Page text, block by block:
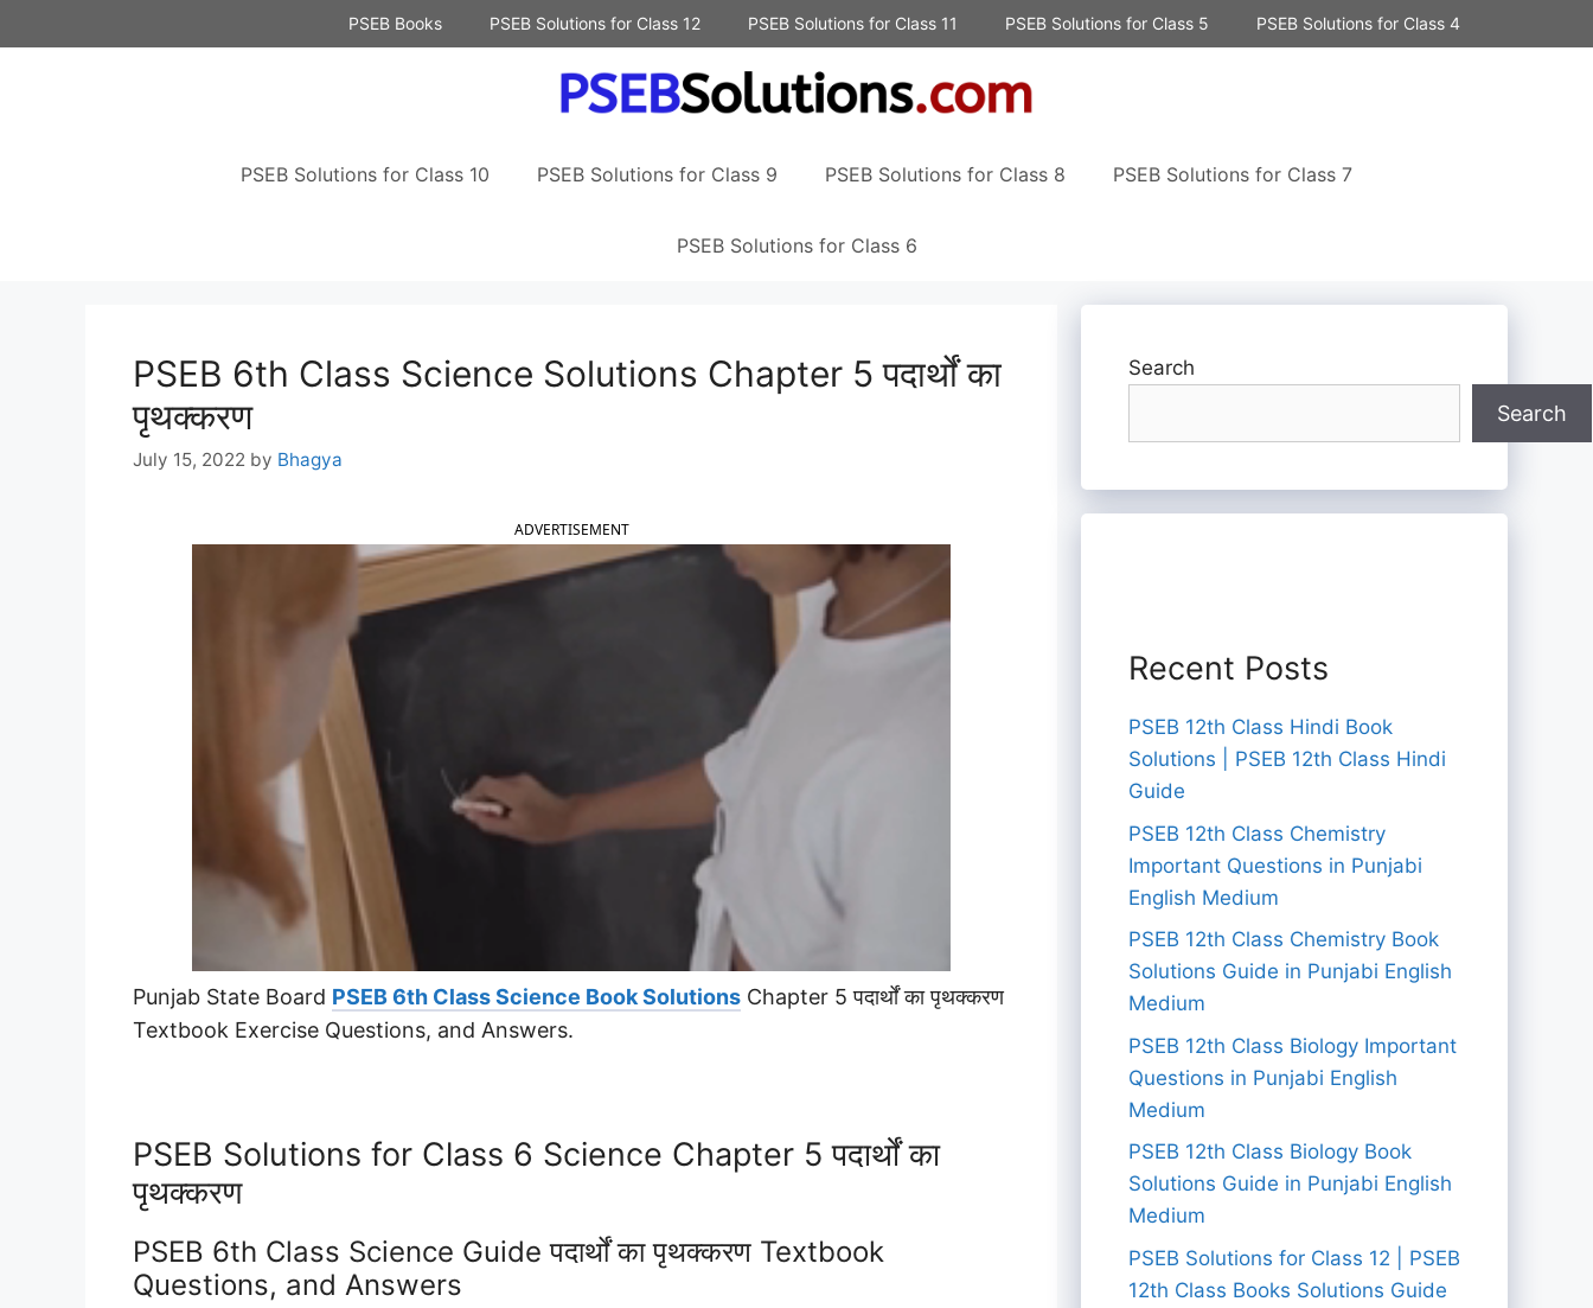
to
PSEB Books PSEB Solutions for Class 12 PSEB Solutions for Class 11 PSEB Solutions for Class 5 PSEB Solutions for Class 4
PSEB Solutions for Class 10 PSEB Solutions for Class 9 PSEB Solutions for Class 8 PSEB Solutions for Class 7
PSEB Solutions for Class 6
PSEB 6th Class Science Solutions Chapter 5 पदार्थों का
पृथक्करण
July 15, 2022 by Bhagya
ADVERTISEMENT
Punjab State Board PSEB 6th Class Science Book Solutions Chapter 5 पदार्थों का पृथक्करण
Textbook Exercise Questions, and Answers.
PSEB Solutions for Class 6 Science Chapter 5 पदार्थों का
पृथक्करण
PSEB 6th Class Science Guide पदार्थों का पृथक्करण Textbook
Questions, and Answers
Search
Search
Recent Posts
PSEB 12th Class Hindi Book
Solutions | PSEB 12th Class Hindi
Guide
PSEB 12th Class Chemistry
Important Questions in Punjabi
English Medium
PSEB 12th Class Chemistry Book
Solutions Guide in Punjabi English
Medium
PSEB 12th Class Biology Important
Questions in Punjabi English
Medium
PSEB 12th Class Biology Book
Solutions Guide in Punjabi English
Medium
PSEB Solutions for Class 12 | PSEB
12th Class Books Solutions Guide